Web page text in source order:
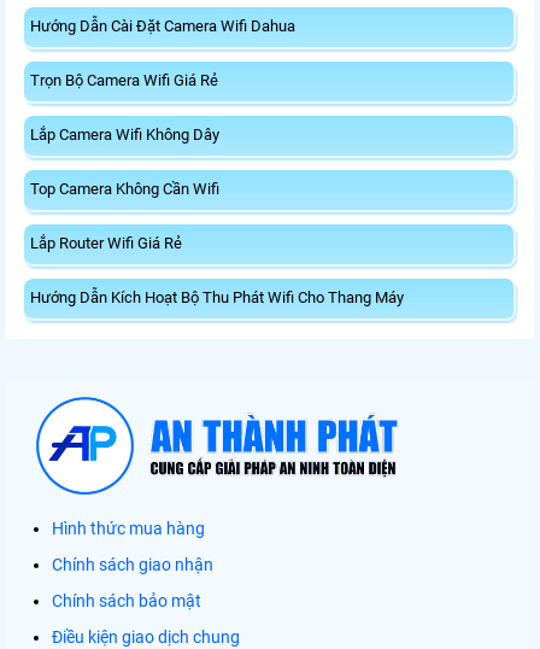
Hướng Dẫn Cài Đặt Camera Wifi Dahua
Trọn Bộ Camera Wifi Giá Rẻ
Lắp Camera Wifi Không Dây
Top Camera Không Cần Wifi
Lắp Router Wifi Giá Rẻ
Hướng Dẫn Kích Hoạt Bộ Thu Phát Wifi Cho Thang Máy
Hình thức mua hàng
Chính sách giao nhận
Chính sách bảo mật
Điều kiện giao dịch chung